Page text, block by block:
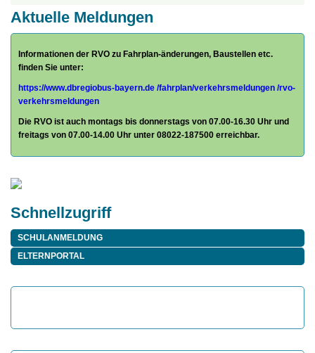
Aktuelle Meldungen
Informationen der RVO zu Fahrplan-änderungen, Baustellen etc.
finden Sie unter:
https://www.dbregiobus-bayern.de /fahrplan/verkehrsmeldungen /rvo-
verkehrsmeldungen
Die RVO ist auch montags bis donnerstags von 07.00-16.30 Uhr und
freitags von 07.00-14.00 Uhr unter 08022-187500 erreichbar.
Schnellzugriff
SCHULANMELDUNG
ELTERNPORTAL